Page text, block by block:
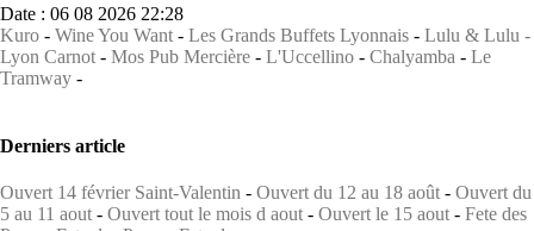
Date : 06 08 2026 22:28
Kuro - Wine You Want - Les Grands Buffets Lyonnais - Lulu & Lulu -
Lyon Carnot - Mos Pub Mercière - L'Uccellino - Chalyamba - Le
Tramway -
Derniers article
Ouvert 14 février Saint-Valentin - Ouvert du 12 au 18 août - Ouvert du
5 au 11 aout - Ouvert tout le mois d aout - Ouvert le 15 aout - Fete des